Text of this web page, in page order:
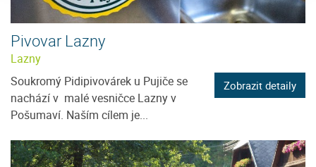
Pivovar Lazny
Lazny
Soukromý Pidipivovárek u Pujiče se
nachází v malé vesničce Lazny v
Pošumaví. Naším cílem je...
Zobrazit detaily